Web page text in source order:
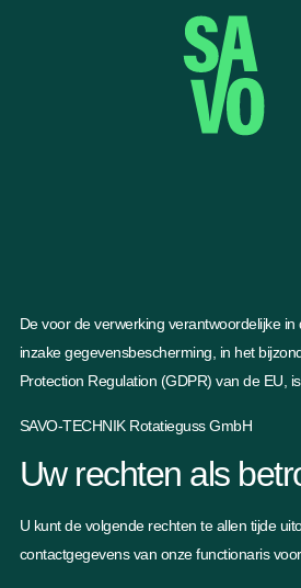
De voor de verwerking verantwoordelijke
inzake gegevensbescherming, in het
Protection Regulation (GDPR) van de EU, is
SAVO-TECHNIK Rotatieguss GmbH
Uw rechten als
U kunt de volgende rechten te allen tijde
contactgegevens van onze functionaris